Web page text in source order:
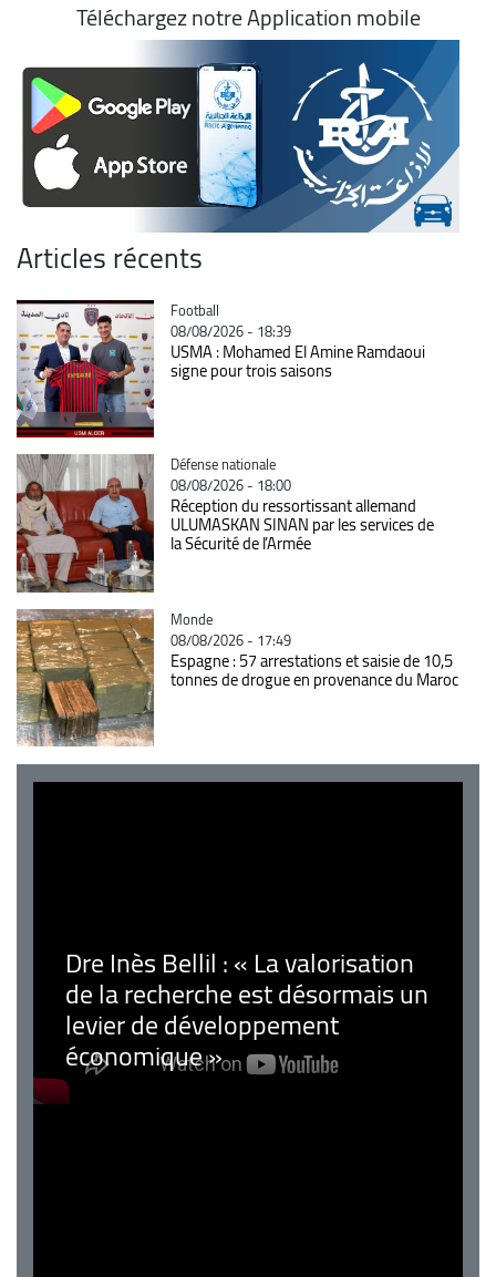
Téléchargez notre Application mobile
Articles récents
Catégorie
Football
08/08/2026 - 18:39
USMA : Mohamed El Amine Ramdaoui
signe pour trois saisons
Catégorie
Défense nationale
08/08/2026 - 18:00
Réception du ressortissant allemand
ULUMASKAN SINAN par les services de
la Sécurité de l’Armée
Catégorie
Monde
08/08/2026 - 17:49
Espagne : 57 arrestations et saisie de 10,5
tonnes de drogue en provenance du Maroc
Dre Inès Bellil : « La valorisation
de la recherche est désormais un
levier de développement
économique »